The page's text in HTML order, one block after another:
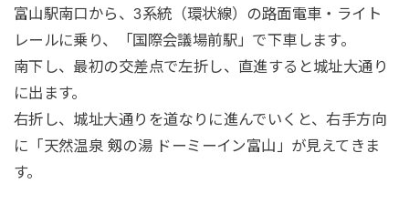
富山駅南口から、3系統（環状線）の路面電車・ライト
レールに乗り、「国際会議場前駅」で下車します。
南下し、最初の交差点で左折し、直進すると城址大通り
に出ます。
右折し、城址大通りを道なりに進んでいくと、右手方向
に「天然温泉 剱の湯 ドーミーイン富山」が見えてきま
す。